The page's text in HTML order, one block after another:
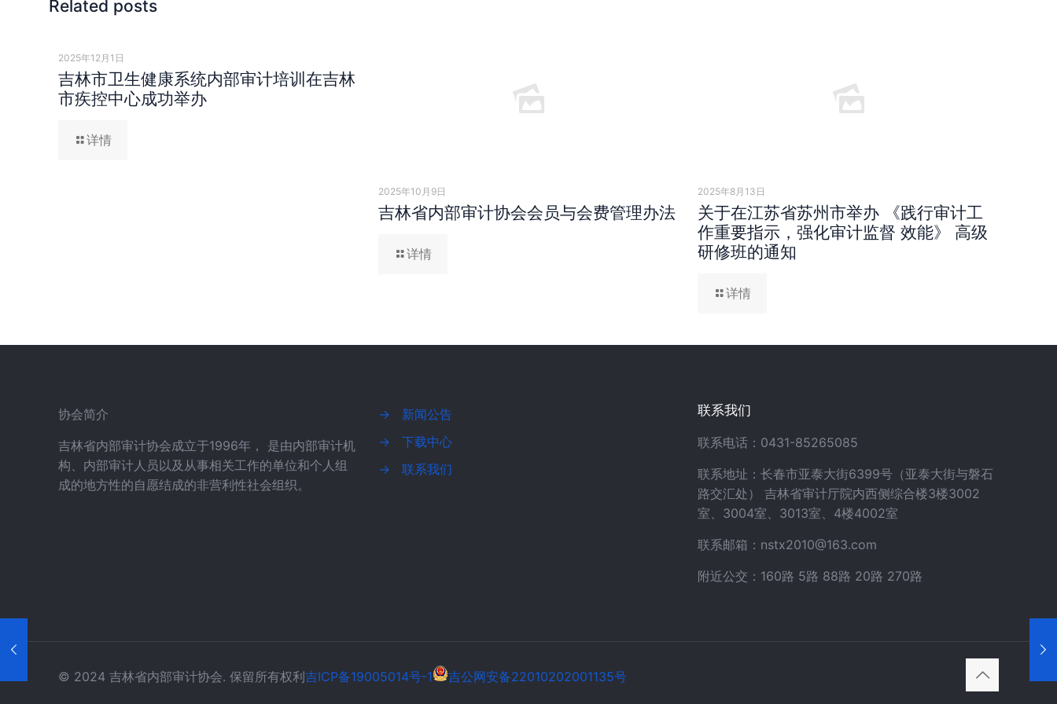
Related posts
2025年12月1日
吉林市卫生健康系统内部审计培训在吉林
市疾控中心成功举办
详情
2025年10月9日
吉林省内部审计协会会员与会费管理办法
详情
2025年8月13日
关于在江苏省苏州市举办 《践行审计工
作重要指示，强化审计监督 效能》 高级
研修班的通知
详情
协会简介
吉林省内部审计协会成立于1996年， 是由内部审计机
构、内部审计人员以及从事相关工作的单位和个人组
成的地方性的自愿结成的非营利性社会组织。
→
新闻公告
→
下载中心
→
联系我们
联系我们
联系电话：0431-85265085
联系地址：长春市亚泰大街6399号（亚泰大街与磐石
路交汇处） 吉林省审计厅院内西侧综合楼3楼3002
室、3004室、3013室、4楼4002室
联系邮箱：nstx2010@163.com
附近公交：160路 5路 88路 20路 270路
© 2024 吉林省内部审计协会. 保留所有权利 吉ICP备19005014号-1 吉公网安备22010202001135号